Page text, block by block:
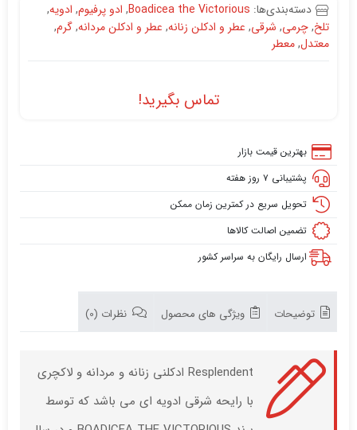
دسته‌بندی‌ها: Boadicea the Victorious
, ادو پرفیوم, ادویه,
تلخ,چرمی, شرقی, عطر و ادکلن زنانه, عطر و ادکلن مردانه,گرم,
معتدل,معطر
تماس بگیرید!
بهترین قیمت بازار
پشتیبانی ۷ روز هفته
تحویل سریع در کمترین زمان ممکن
تضمین اصالت کالاها
ارسال رایگان به سراسر کشور
توضیحات ویژگی های محصول نظرات (0)
Resplendent ادکلنی زنانه و مردانه و لاکچری
با رایحه شرقی ادویه ای می باشد که توسط